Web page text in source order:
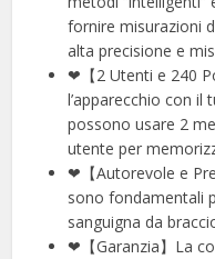
fornire misurazioni
alta precisione e
❤【2 Utenti e 240
l’apparecchio con il
possono usare 2
utente per
❤【Autorevole e
sono fondamentali
sanguigna da
❤【Garanzia】La